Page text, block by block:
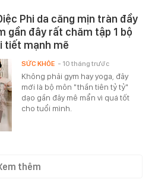
Phi da căng mịn tràn đầy
gần đây rất chăm tập 1 bộ
tiết mạnh mẽ
Không phải gym hay yoga, đây
mới là bộ môn "thần tiên tỷ tỷ"
dạo gần đây mê mẩn vì quá tốt
cho tuổi mình.
SỨC KHỎE - 10 tháng trước
thêm